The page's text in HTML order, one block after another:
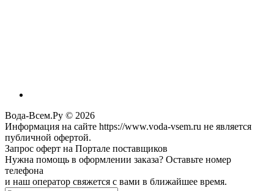
Вода-Всем.Ру © 2026
Информация на сайте https://www.voda-vsem.ru не является
публичной офертой.
Запрос оферт на Портале поставщиков
Нужна помощь в оформлении заказа? Оставьте номер
телефона
и наш оператор свяжется с вами в ближайшее время.